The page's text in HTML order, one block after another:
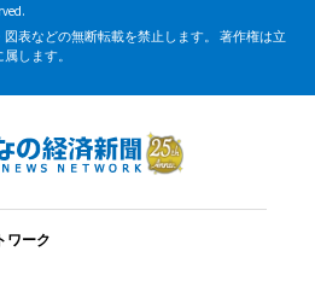
表などの無断転載を禁止します。 著作権は立
します。
ワーク